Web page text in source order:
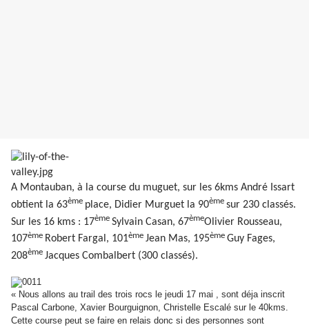
A Montauban, à la course du muguet, sur les 6kms André Issart
obtient la 63ème place, Didier Murguet la 90ème sur 230 classés.
Sur les 16 kms : 17ème Sylvain Casan, 67èmeOlivier Rousseau,
107ème Robert Fargal, 101ème Jean Mas, 195ème Guy Fages,
208ème Jacques Combalbert (300 classés).
« Nous allons au trail des trois rocs le jeudi 17 mai , sont déja inscrit
Pascal Carbone, Xavier Bourguignon, Christelle Escalé sur le 40kms.
Cette course peut se faire en relais donc si des personnes sont